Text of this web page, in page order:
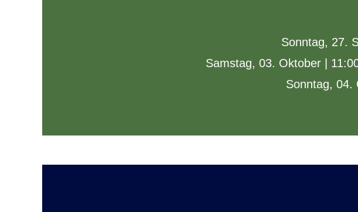
Sonntag, 27.
Samstag, 03. Oktober |
Sonntag, 04.